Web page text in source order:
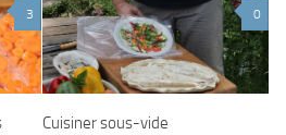
3 0
Cuisiner sous-vide